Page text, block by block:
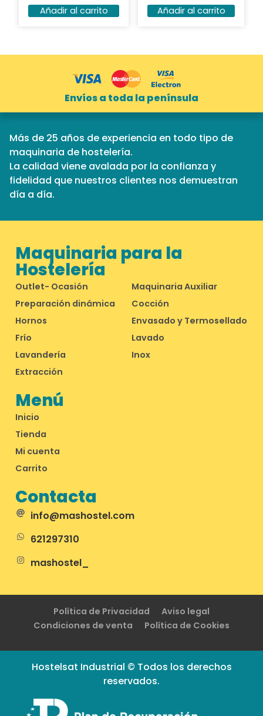
Añadir al carrito
Añadir al carrito
Envíos a toda la península
Más de 25 años de experiencia en todo tipo de
maquinaria de hostelería.
La calidad viene avalada por la confianza y
fidelidad que nuestros clientes nos demuestran
día a día.
Menú
Inicio
Tienda
Mi cuenta
Carrito
Maquinaria para la
Hostelería
Outlet- Ocasión
Maquinaria Auxiliar
Preparación dinámica
Cocción
Hornos
Envasado y Termosellado
Frío
Lavado
Lavandería
Inox
Extracción
Contacta
info@mashostel.com
621297310
mashostel_
Política de Privacidad
Aviso legal
Condiciones de venta
Política de Cookies
Hostelsat Industrial © Todos los derechos
reservados.